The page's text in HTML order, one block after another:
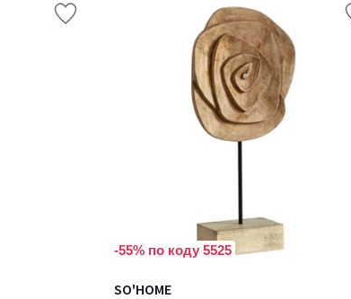
-55% по коду 5525
SO'HOME